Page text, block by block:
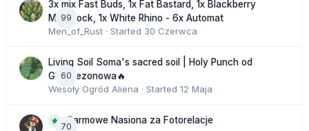
99
3x mix Fast Buds, 1x Fat Bastard, 1x Blackberry
Moonrock, 1x White Rhino - 6x Automat
Men_of_Rust · Started 30 Czerwca
60
Living Soil Soma's sacred soil | Holy Punch od
GHS sezonowa🔥
Wesoły Ogród Aliena · Started 12 Maja
70
Darmowe Nasiona za Fotorelacje